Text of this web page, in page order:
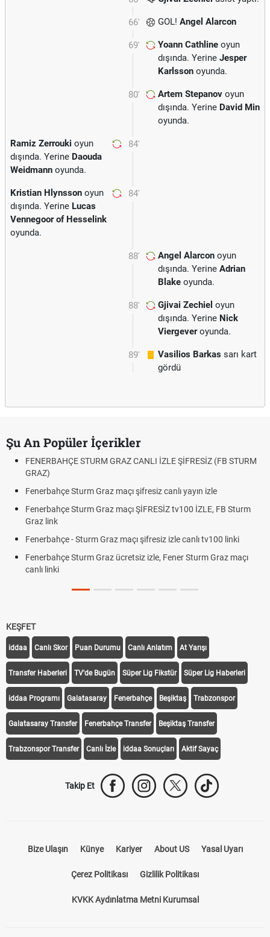
66' GOL! Angel Alarcon
69' Yoann Cathline oyun
dışında. Yerine Jesper
Karlsson oyunda.
80' Artem Stepanov oyun
dışında. Yerine David Min
oyunda.
84'
Ramiz Zerrouki oyun
dışında. Yerine Daouda
Weidmann oyunda.
84'
Kristian Hlynsson oyun
dışında. Yerine Lucas
Vennegoor of Hesselink
oyunda.
88' Angel Alarcon oyun
dışında. Yerine Adrian
Blake oyunda.
88' Gjivai Zechiel oyun
dışında. Yerine Nick
Viergeveroyunda.
89' Vasilios Barkas sarı kart
gördü
Şu An Popüler İçerikler
FENERBAHÇE STURM GRAZ CANLI İZLE ŞİFRESİZ (FB STURM
GRAZ)
Fenerbahçe Sturm Graz maçı şifresiz canlı yayın izle
Fenerbahçe Sturm Graz maçı ŞİFRESİZ tv100 İZLE, FB Sturm
Graz link
Fenerbahçe - Sturm Graz maçı şifresiz izle canlı tv100 linki
Fenerbahçe Sturm Graz ücretsiz izle, Fener Sturm Graz maçı
canlı linki
KEŞFET
iddaa Canlı Skor Puan Durumu Canlı Anlatım At Yarışı
Transfer Haberleri TV'de Bugün Süper Lig Fikstür Süper Lig Haberleri
iddaa Programı Galatasaray Fenerbahçe Beşiktaş Trabzonspor
Galatasaray Transfer Fenerbahçe Transfer Beşiktaş Transfer
Trabzonspor Transfer Canlı İzle iddaa Sonuçları Aktif Sayaç
Takip Et
Bize Ulaşın Künye Kariyer About US Yasal Uyarı
Çerez Politikası Gizlilik Politikası
KVKK Aydınlatma Metni Kurumsal